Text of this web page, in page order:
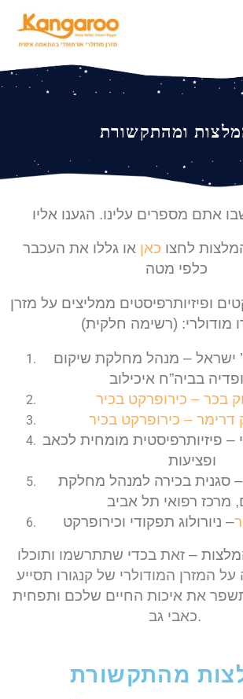
ומהתקשורת
לחצו כאן או גללו את העכבר
כלפי מטה
ופיזיותרפיסטים ממליצים על מזרן
מודולרי: (רשימה חלקית)
ישראל – מנהל מחלקת שיקום
בביה”ח איכילוב
בכר – כירופרקט בכיר
דרימר – כירופרקט בכיר
– פיזיותרפיסטית מומחית לכאב
ופציעות
– סגנית בכירה למנהל מחלקת
מרכז רפואי תל אביב
– ניורולוג תפקודי וכירופרקט
–
כאבי גב.
מהתקשורת